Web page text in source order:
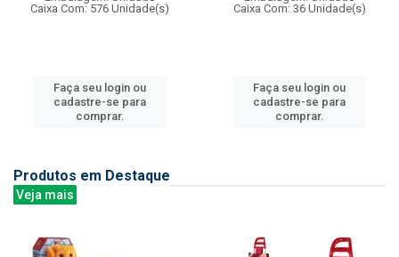
Caixa Com: 576 Unidade(s)
Faça seu login ou
cadastre-se para
comprar.
Caixa Com: 36 Unidade(s)
Faça seu login ou
cadastre-se para
comprar.
Produtos em Destaque
Veja mais